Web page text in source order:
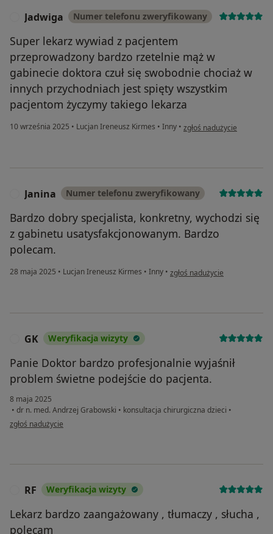
Jadwiga Numer telefonu zweryfikowany
Super lekarz wywiad z pacjentem
przeprowadzony bardzo rzetelnie mąż w
gabinecie doktora czuł się swobodnie chociaż w
innych przychodniach jest spięty wszystkim
pacjentom życzymy takiego lekarza
10 września 2025 • Lucjan Ireneusz Kirmes • Inny • w opinii użytkownika
zgłoś nadużycie
Janina Numer telefonu zweryfikowany
Bardzo dobry specjalista, konkretny, wychodzi się
z gabinetu usatysfakcjonowanym. Bardzo
polecam.
28 maja 2025 • Lucjan Ireneusz Kirmes • Inny • w opinii użytkownika Janina
zgłoś nadużycie
GK Weryfikacja wizyty
Panie Doktor bardzo profesjonalnie wyjaśnił
problem świetne podejście do pacjenta.
8 maja 2025
• dr n. med. Andrzej Grabowski • konsultacja chirurgiczna dzieci •
w opinii użytkownika GK
zgłoś nadużycie
RF Weryfikacja wizyty
Lekarz bardzo zaangażowany , tłumaczy , słucha ,
polecam